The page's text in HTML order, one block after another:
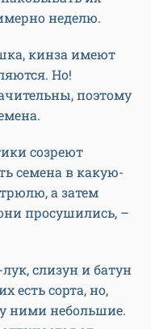
неделю.
кинза имеют
Но!
поэтому
созреют
семена в какую-
а затем
просушились, –
слизун и батун
есть сорта, но,
ними небольшие.